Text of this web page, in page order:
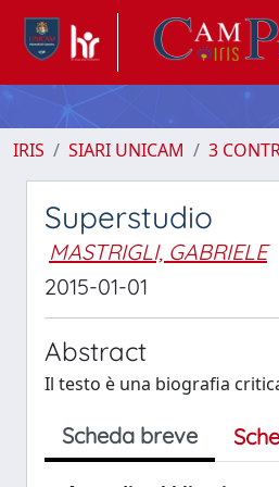
IRIS SIARI UNICAM 3
Superstudio
MASTRIGLI, GABRIELE
2015-01-01
Abstract
Il testo è una biografia
Scheda breve